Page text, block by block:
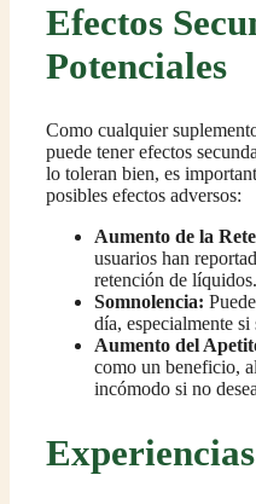
Efectos
Potenciales
Como cualquier
puede tener efectos
lo toleran bien, es
posibles efectos adversos:
Aumento de la
usuarios han
retención de líquidos.
Somnolencia:
día, especialmente si
Aumento del
como un beneficio,
incómodo si no